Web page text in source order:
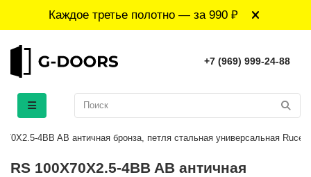
Каждое третье полотно — за 990 ₽
+7 (969) 999-24-88
4BB AB античная бронза, петля стальная универсальная Rucetti
RS 100X70X2.5-4BB AB античная